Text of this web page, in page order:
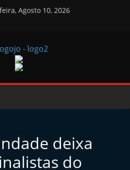
Agosto 10, 2026
Jornal
deixa
do